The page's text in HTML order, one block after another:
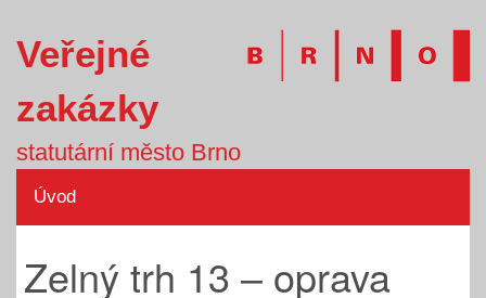
Veřejné
zakázky
statutární město Brno
Úvod
Zelný trh 13 – oprava